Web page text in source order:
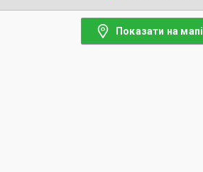
Показати на мапі